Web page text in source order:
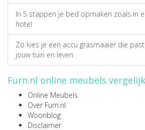
In 5 stappen je bed opmaken zoals in
hotel
Zo kies je een accu grasmaaier die
jouw tuin en leven
Furn.nl online meubels
Online Meubels
Over Furn.nl
Woonblog
Disclaimer